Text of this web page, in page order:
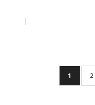
1 2